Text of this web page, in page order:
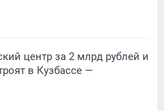
центр за 2 млрд рублей и
в Кузбассе —